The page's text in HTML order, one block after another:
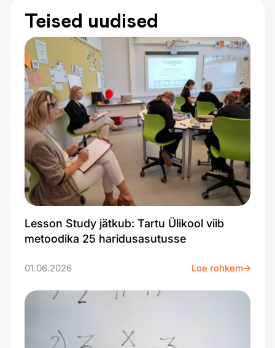
Teised uudised
Lesson Study jätkub: Tartu Ülikool viib
metoodika 25 haridusasutusse
01.06.2026 Loe rohkem